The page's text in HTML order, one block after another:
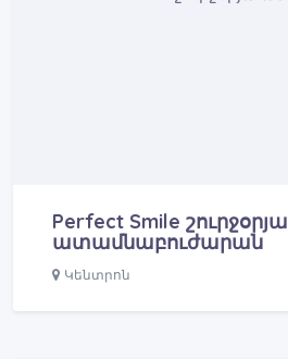
Perfect Smile շուրջօրյա
ատամնաբուժարան
Կենտրոն